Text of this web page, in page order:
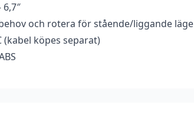
och rotera för stående/liggande läge
(kabel köpes separat)